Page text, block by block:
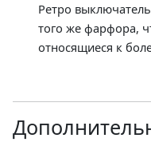
Ретро
того же фарфора,
относящиеся к